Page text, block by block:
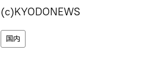
(c)KYODONEWS
国内